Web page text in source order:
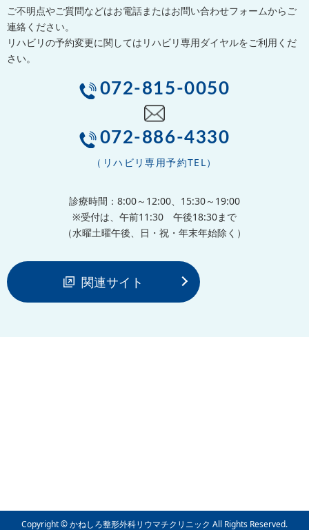
ご不明点やご質問などはお電話またはお問い合わせフォームからご
連絡ください。
リハビリの予約変更に関してはリハビリ専用ダイヤルをご利用くだ
さい。
072-815-0050
072-886-4330
（リハビリ専用予約TEL）
診療時間：8:00～12:00、15:30～19:00
※受付は、午前11:30 午後18:30まで
（水曜土曜午後、日・祝・年末年始除く）
関連サイト
Copyright © かねしろ整形外科リウマチクリニック All Rights Reserved.